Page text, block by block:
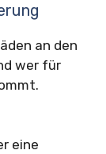
an den
wer für
eine